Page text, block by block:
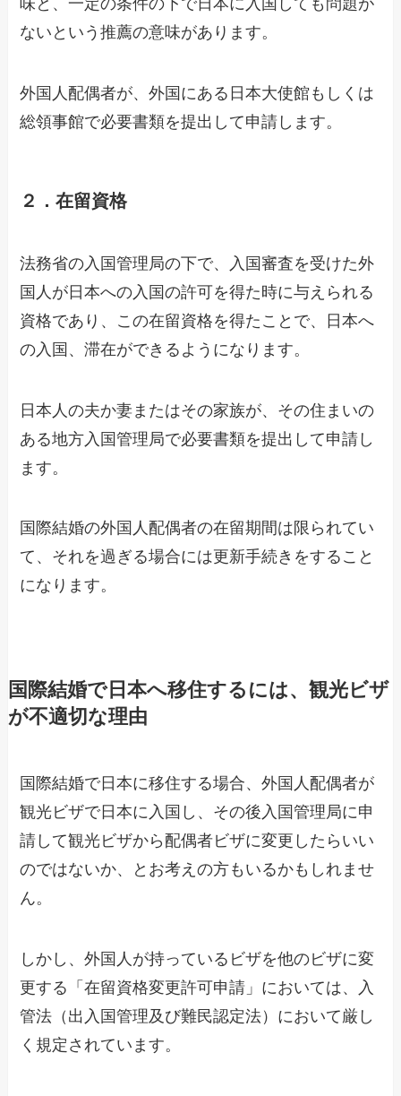
味と、一定の条件の下で日本に入国しても問題が
ないという推薦の意味があります。
外国人配偶者が、外国にある日本大使館もしくは
総領事館で必要書類を提出して申請します。
２．在留資格
法務省の入国管理局の下で、入国審査を受けた外
国人が日本への入国の許可を得た時に与えられる
資格であり、この在留資格を得たことで、日本へ
の入国、滞在ができるようになります。
日本人の夫か妻またはその家族が、その住まいの
ある地方入国管理局で必要書類を提出して申請し
ます。
国際結婚の外国人配偶者の在留期間は限られてい
て、それを過ぎる場合には更新手続きをすること
になります。
国際結婚で日本へ移住するには、観光ビザ
が不適切な理由
国際結婚で日本に移住する場合、外国人配偶者が
観光ビザで日本に入国し、その後入国管理局に申
請して観光ビザから配偶者ビザに変更したらいい
のではないか、とお考えの方もいるかもしれませ
ん。
しかし、外国人が持っているビザを他のビザに変
更する「在留資格変更許可申請」においては、入
管法（出入国管理及び難民認定法）において厳し
く規定されています。